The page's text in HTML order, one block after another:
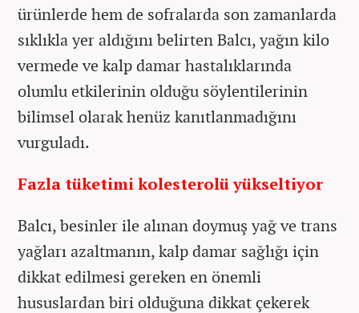
ürünlerde hem de sofralarda son zamanlarda
sıklıkla yer aldığını belirten Balcı, yağın kilo
vermede ve kalp damar hastalıklarında
olumlu etkilerinin olduğu söylentilerinin
bilimsel olarak henüz kanıtlanmadığını
vurguladı.
Fazla tüketimi kolesterolü yükseltiyor
Balcı, besinler ile alınan doymuş yağ ve trans
yağları azaltmanın, kalp damar sağlığı için
dikkat edilmesi gereken en önemli
hususlardan biri olduğuna dikkat çekerek